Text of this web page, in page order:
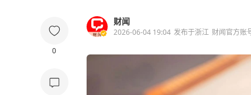
0
财闻
2026-06-04 19:04 发布于浙江 财闻官方账